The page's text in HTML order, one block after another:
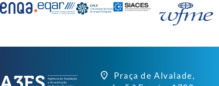
Praça de Alvalade,